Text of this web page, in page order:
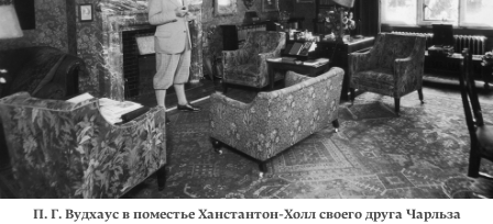
П. Г. Вудхаус в поместье Ханстантон-Холл своего друга Чарльза